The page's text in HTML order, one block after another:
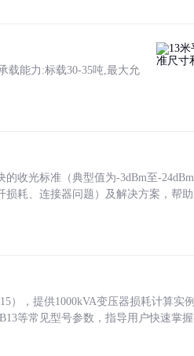
载能力:标载30-35吨,最大允
收光标准（典型值为-3dBm至-
耗、连接器问题）及解决方案，帮
），提供1000kVA变压器损耗计算实
等常见型号参数，指导用户快速掌